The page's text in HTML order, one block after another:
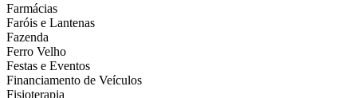
Farmácias
Faróis e Lantenas
Fazenda
Ferro Velho
Festas e Eventos
Financiamento de Veículos
Fisioterapia